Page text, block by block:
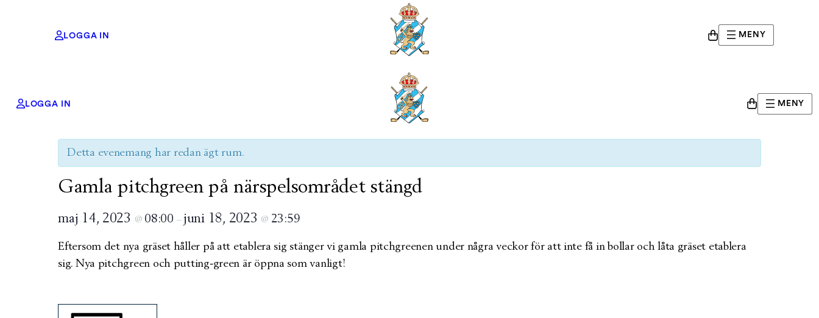
LOGGA IN MENY
LOGGA IN MENY
Detta evenemang har redan ägt rum.
Gamla pitchgreen på närspelsområdet stängd
maj 14, 2023 @ 08:00 –juni 18, 2023 @ 23:59
Eftersom det nya gräset håller på att etablera sig stänger vi gamla pitchgreenen under några veckor för att inte få in bollar och låta gräset etablera
sig. Nya pitchgreen och putting-green är öppna som vanligt!